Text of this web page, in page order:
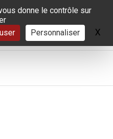
donne le contrôle sur
Personnaliser X